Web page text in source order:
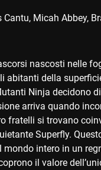
Cantu Micah Abbey
nascosti nelle
abitanti della
Ninja decidono
arriva quando
fratelli si trovano
Superfly.
mondo intero in un
il valore